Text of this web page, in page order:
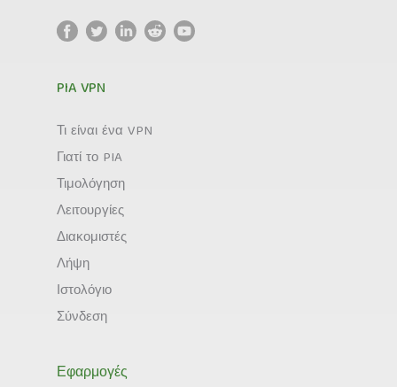
PIA VPN
Τι είναι ένα VPN
Γιατί το PIA
Τιμολόγηση
Λειτουργίες
Διακομιστές
Λήψη
Ιστολόγιο
Σύνδεση
Εφαρμογές